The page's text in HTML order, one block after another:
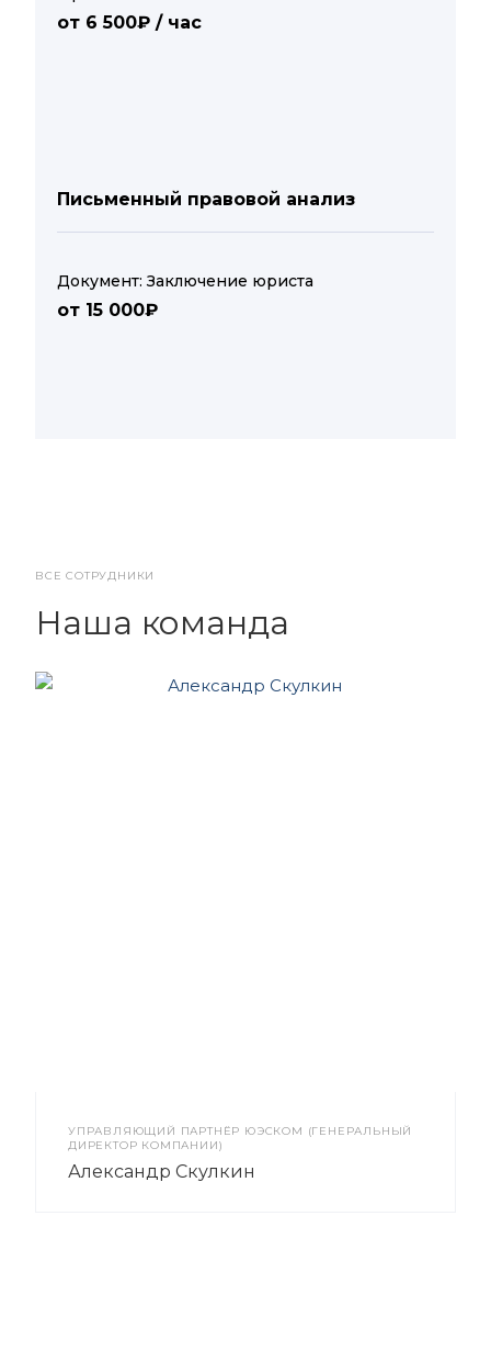
от 6 500₽ / час
Письменный правовой анализ
Документ: Заключение юриста
от 15 000₽
ВСЕ СОТРУДНИКИ
Наша команда
УПРАВЛЯЮЩИЙ ПАРТНЁР ЮЭСКОМ (ГЕНЕРАЛЬНЫЙ
ДИРЕКТОР КОМПАНИИ)
Александр Скулкин